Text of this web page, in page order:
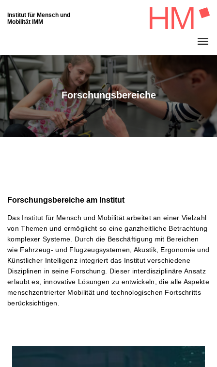
Institut für Mensch und
Mobilität IMM
Forschungsbereiche
Forschungsbereiche am Institut
Das Institut für Mensch und Mobilität arbeitet an einer Vielzahl
von Themen und ermöglicht so eine ganzheitliche Betrachtung
komplexer Systeme. Durch die Beschäftigung mit Bereichen
wie Fahrzeug- und Flugzeugsystemen, Akustik, Ergonomie und
Künstlicher Intelligenz integriert das Institut verschiedene
Disziplinen in seine Forschung. Dieser interdisziplinäre Ansatz
erlaubt es, innovative Lösungen zu entwickeln, die alle Aspekte
menschzentrierter Mobilität und technologischen Fortschritts
berücksichtigen.